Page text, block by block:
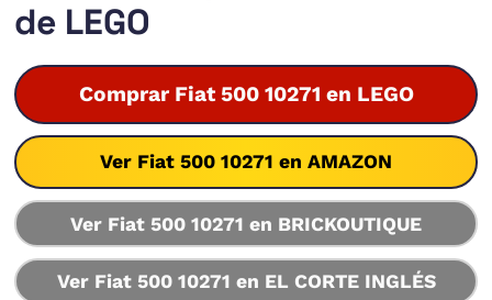
de LEGO
Comprar Fiat 500 10271 en LEGO
Ver Fiat 500 10271 en AMAZON
Ver Fiat 500 10271 en BRICKOUTIQUE
Ver Fiat 500 10271 en EL CORTE INGLÉS